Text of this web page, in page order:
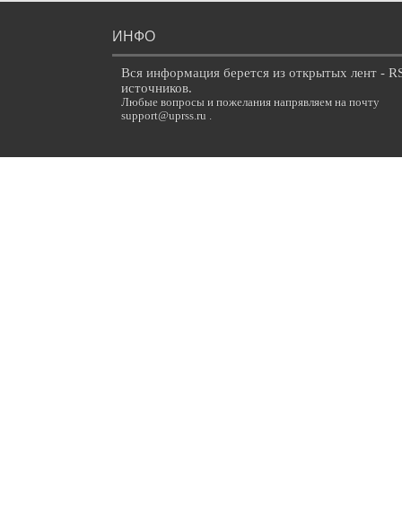
ИНФО
Вся информация берется из открытых лент -
источников.
Любые вопросы и пожелания напрявляем на почту
support@uprss.ru .